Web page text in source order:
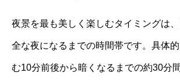
夜景を最も美しく楽しむタイミングは
全な夜になるまでの時間帯です。具体
む10分前後から暗くなるまでの約30分